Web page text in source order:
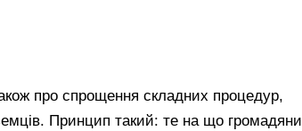
про спрощення складних процедур,
Принцип такий: те на що громадяни